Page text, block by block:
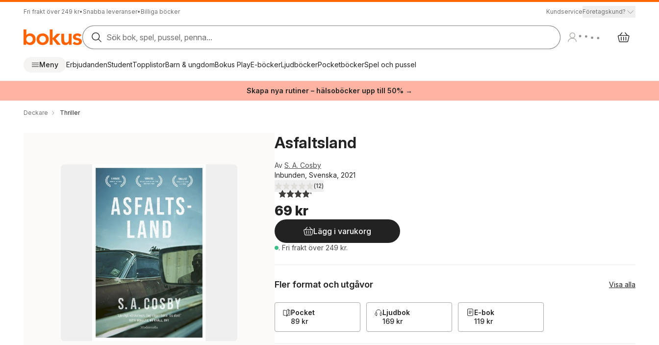
Fri frakt över 249 kr• Snabba leveranser• Billiga böcker KundserviceFöretagskund?
Sök bok, spel, pussel, penna...
Meny ErbjudandenStudentTopplistorBarn & ungdomBokus PlayE-böckerLjudböckerPocketböckerSpel och pussel
Skapa nya rutiner – hälsoböcker upp till 50% →
Deckare Thriller
Asfaltsland
Av S. A. Cosby
Inbunden, Svenska, 2021
4,2utav 5 stjärnor. Totalt antal röster:
(12)
69 kr
Lägg i varukorg
. Fri frakt över 249 kr.
Fler format och utgåvor Visa alla
Pocket
89 kr
Ljudbok
169 kr
E-bok
119 kr